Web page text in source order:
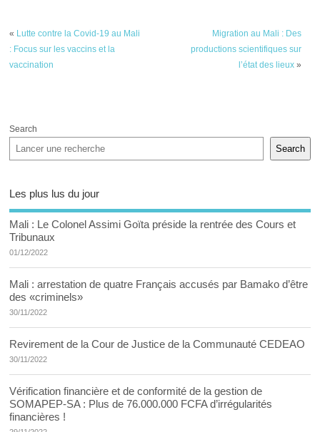
« Lutte contre la Covid-19 au Mali
: Focus sur les vaccins et la
vaccination
Migration au Mali : Des
productions scientifiques sur
l’état des lieux»
Search
Search
Les plus lus du jour
Mali : Le Colonel Assimi Goïta préside la rentrée des Cours et
Tribunaux
01/12/2022
Mali : arrestation de quatre Français accusés par Bamako d’être
des «criminels»
30/11/2022
Revirement de la Cour de Justice de la Communauté CEDEAO
30/11/2022
Vérification financière et de conformité de la gestion de
SOMAPEP-SA : Plus de 76.000.000 FCFA d’irrégularités
financières !